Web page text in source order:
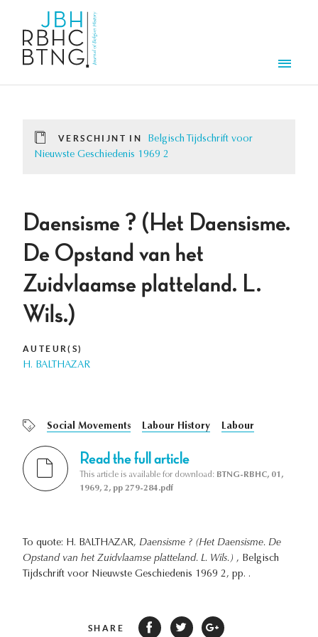
VERSCHIJNT IN
Belgisch Tijdschrift voor
Nieuwste Geschiedenis 1969 2
Daensisme ? (Het Daensisme.
De Opstand van het
Zuidvlaamse platteland. L.
Wils.)
AUTEUR(S)
H. BALTHAZAR
Social Movements Labour History Labour
Read the full article
This article is available for download: BTNG-RBHC, 01,
1969, 2, pp 279-284.pdf
To quote: H. BALTHAZAR, Daensisme ? (Het Daensisme. De
Opstand van het Zuidvlaamse platteland. L. Wils.) , Belgisch
Tijdschrift voor Nieuwste Geschiedenis 1969 2, pp. .
SHARE